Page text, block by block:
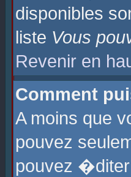
disponibles
liste Vous
Revenir en
Comment
A moins que
pouvez
pouvez